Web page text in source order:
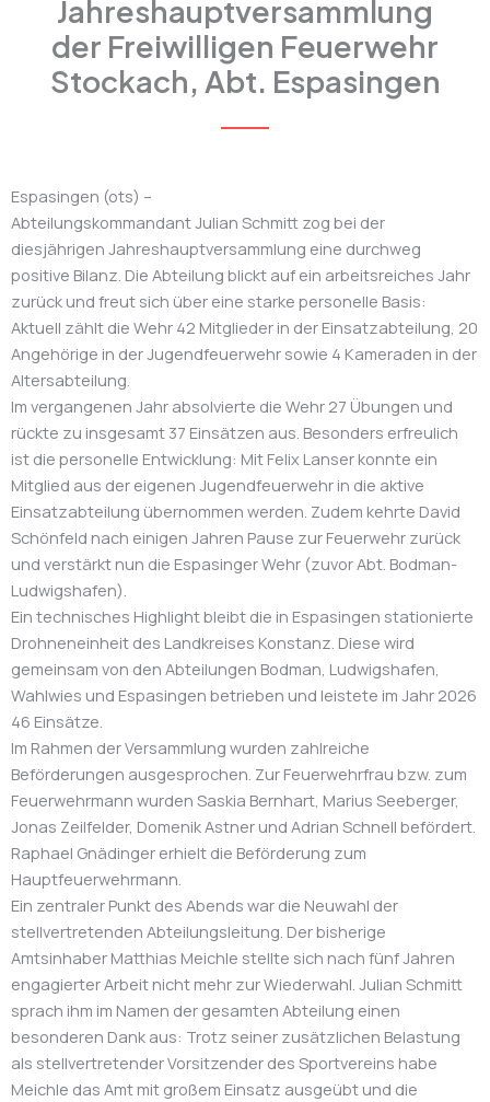
Jahreshauptversammlung
der Freiwilligen Feuerwehr
Stockach, Abt. Espasingen
Espasingen (ots) –
Abteilungskommandant Julian Schmitt zog bei der
diesjährigen Jahreshauptversammlung eine durchweg
positive Bilanz. Die Abteilung blickt auf ein arbeitsreiches Jahr
zurück und freut sich über eine starke personelle Basis:
Aktuell zählt die Wehr 42 Mitglieder in der Einsatzabteilung, 20
Angehörige in der Jugendfeuerwehr sowie 4 Kameraden in der
Altersabteilung.
Im vergangenen Jahr absolvierte die Wehr 27 Übungen und
rückte zu insgesamt 37 Einsätzen aus. Besonders erfreulich
ist die personelle Entwicklung: Mit Felix Lanser konnte ein
Mitglied aus der eigenen Jugendfeuerwehr in die aktive
Einsatzabteilung übernommen werden. Zudem kehrte David
Schönfeld nach einigen Jahren Pause zur Feuerwehr zurück
und verstärkt nun die Espasinger Wehr (zuvor Abt. Bodman-
Ludwigshafen).
Ein technisches Highlight bleibt die in Espasingen stationierte
Drohneneinheit des Landkreises Konstanz. Diese wird
gemeinsam von den Abteilungen Bodman, Ludwigshafen,
Wahlwies und Espasingen betrieben und leistete im Jahr 2026
46 Einsätze.
Im Rahmen der Versammlung wurden zahlreiche
Beförderungen ausgesprochen. Zur Feuerwehrfrau bzw. zum
Feuerwehrmann wurden Saskia Bernhart, Marius Seeberger,
Jonas Zeilfelder, Domenik Astner und Adrian Schnell befördert.
Raphael Gnädinger erhielt die Beförderung zum
Hauptfeuerwehrmann.
Ein zentraler Punkt des Abends war die Neuwahl der
stellvertretenden Abteilungsleitung. Der bisherige
Amtsinhaber Matthias Meichle stellte sich nach fünf Jahren
engagierter Arbeit nicht mehr zur Wiederwahl. Julian Schmitt
sprach ihm im Namen der gesamten Abteilung einen
besonderen Dank aus: Trotz seiner zusätzlichen Belastung
als stellvertretender Vorsitzender des Sportvereins habe
Meichle das Amt mit großem Einsatz ausgeübt und die